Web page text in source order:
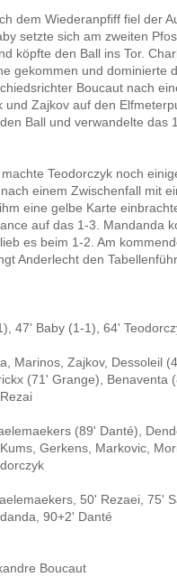
dem Wiederanpfiff fiel der
setzte sich am zweiten
köpfte den Ball ins Tor.
gekommen und dominierte
Boucaut nach
und Zajkov auf den
Ball und verwandelte das
Teodorczyk noch
einem Zwischenfall mit
eine gelbe Karte
auf das 1-3. Mandanda
es beim 1-2. Am
Anderlecht den
47' Baby (1-1), 64'
Marinos, Zajkov, Dessoleil
(71' Grange), Benaventa
(89' Danté),
Gerkens, Markovic,
50' Rezaei, 75'
90+2' Danté
Boucaut